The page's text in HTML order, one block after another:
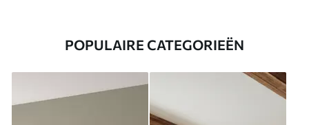
POPULAIRE CATEGORIEËN